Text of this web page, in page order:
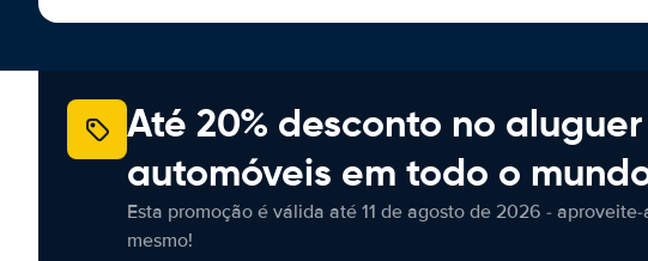
Até 20% desconto no
automóveis em todo o
Esta promoção é válida até 11 de agosto de 2026 -
mesmo!